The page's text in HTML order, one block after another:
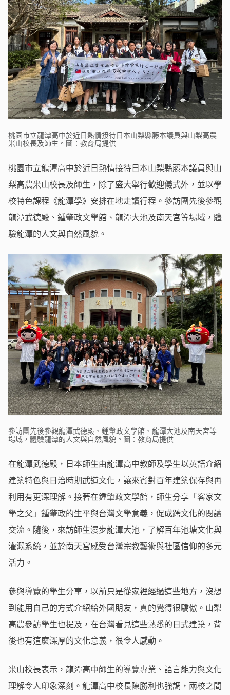
桃園市立龍潭高中於近日熱情接待日本山梨縣藤本議員與山梨高農
米山校長及師生。圖：教育局提供
桃園市立龍潭高中於近日熱情接待日本山梨縣藤本議員與山
梨高農米山校長及師生，除了盛大舉行歡迎儀式外，並以學
校特色課程《龍潭學》安排在地走讀行程。參訪團先後參觀
龍潭武德殿、鍾肇政文學館、龍潭大池及南天宮等場域，體
驗龍潭的人文與自然風貌。
參訪團先後參觀龍潭武德殿、鍾肇政文學館、龍潭大池及南天宮等
場域，體驗龍潭的人文與自然風貌。圖：教育局提供
在龍潭武德殿，日本師生由龍潭高中教師及學生以英語介紹
建築特色與日治時期武道文化，讓來賓對百年建築保存與再
利用有更深理解。接著在鍾肇政文學館，師生分享「客家文
學之父」鍾肇政的生平與台灣文學意義，促成跨文化的閱讀
交流。隨後，來訪師生漫步龍潭大池，了解百年池塘文化與
灌溉系統，並於南天宮感受台灣宗教藝術與社區信仰的多元
活力。
參與導覽的學生分享，以前只是從家裡經過這些地方，沒想
到能用自己的方式介紹給外國朋友，真的覺得很驕傲。山梨
高農參訪學生也提及，在台灣看見這些熟悉的日式建築，背
後也有這麼深厚的文化意義，很令人感動。
米山校長表示，龍潭高中師生的導覽專業、語言能力與文化
理解令人印象深刻。龍潭高中校長陳勝利也強調，兩校之間